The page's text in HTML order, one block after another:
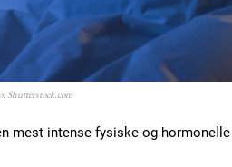
Shutterstock.com
mest intense fysiske og